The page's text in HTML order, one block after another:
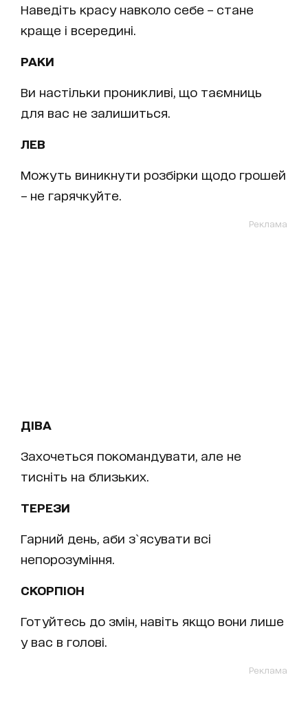
Наведіть красу навколо себе – стане
краще і всередині.
РАКИ
Ви настільки проникливі, що таємниць
для вас не залишиться.
ЛЕВ
Можуть виникнути розбірки щодо грошей
– не гарячкуйте.
Реклама
ДІВА
Захочеться покомандувати, але не
тисніть на близьких.
ТЕРЕЗИ
Гарний день, аби з`ясувати всі
непорозуміння.
СКОРПІОН
Готуйтесь до змін, навіть якщо вони лише
у вас в голові.
Реклама